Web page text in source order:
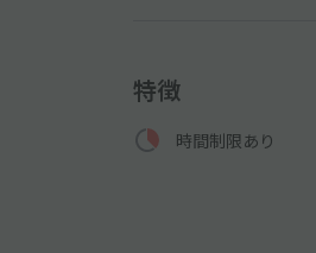
特徴
時間制限あり